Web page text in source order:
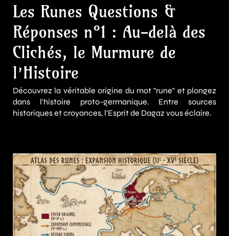
Les Runes Questions &
Réponses n°1 : Au-delà des
Clichés, le Murmure de
l’Histoire
Découvrez la véritable origine du mot "rune" et plongez
dans l'histoire proto-germanique. Entre sources
historiques et croyances, l'Esprit de Dagaz vous éclaire.